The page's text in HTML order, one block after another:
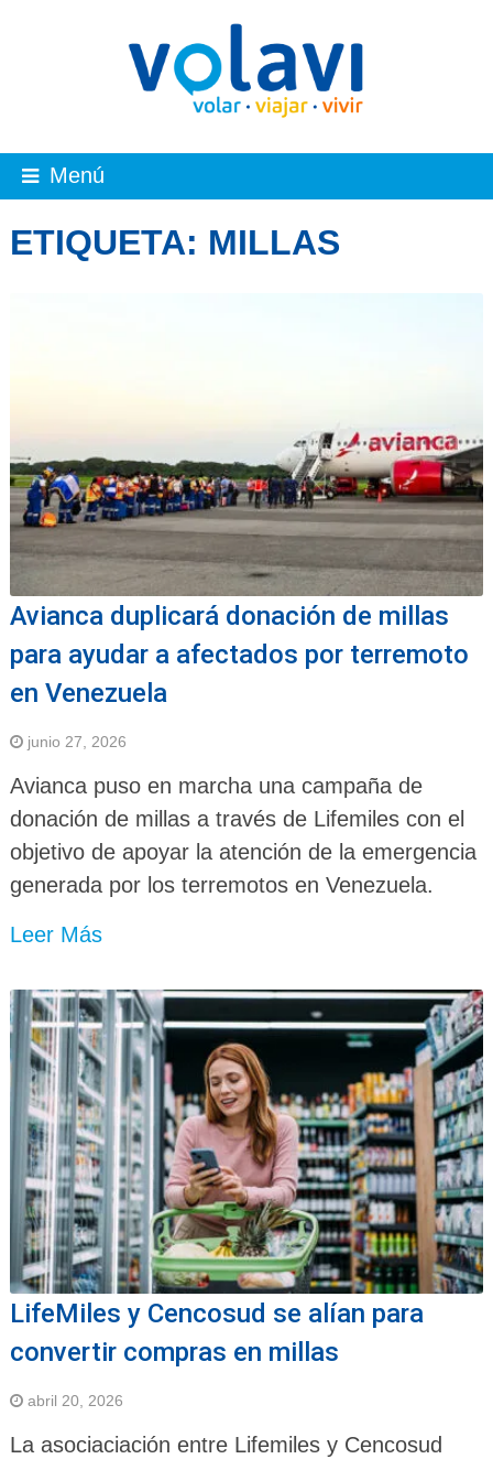
Menú
ETIQUETA: MILLAS
Avianca duplicará donación de millas
para ayudar a afectados por terremoto
en Venezuela
junio 27, 2026
Avianca puso en marcha una campaña de
donación de millas a través de Lifemiles con el
objetivo de apoyar la atención de la emergencia
generada por los terremotos en Venezuela.
Leer Más
LifeMiles y Cencosud se alían para
convertir compras en millas
abril 20, 2026
La asociaciación entre Lifemiles y Cencosud